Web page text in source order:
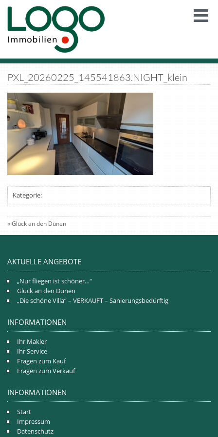
PXL_20260225_145541863.NIGHT_klein
Kategorie:
«Glück an den Dünen
AKTUELLE ANGEBOTE
„Nur fliegen ist schöner…“
Glück an den Dünen
„Die schöne Villa“ – VERKAUFT – Sanierungsbedürftig
INFORMATIONEN
Ihr Makler
Ihr Service
Fragen zum Kauf
Fragen zum Verkauf
INFORMATIONEN
Start
Impressum
Datenschutz